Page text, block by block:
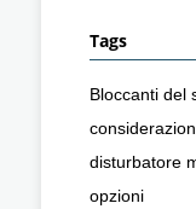
Tags
Bloccanti del
disturbatore
opzioni